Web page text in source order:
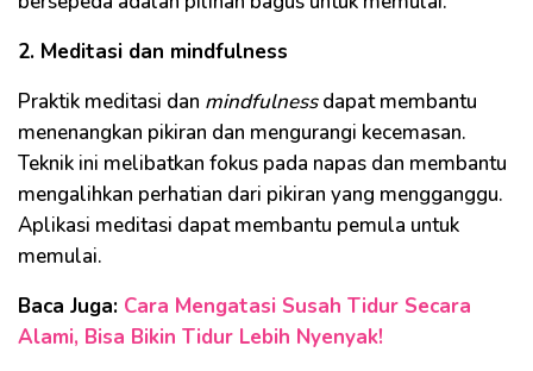
2. Meditasi dan mindfulness
Praktik meditasi dan mindfulnessdapat membantu
menenangkan pikiran dan mengurangi kecemasan.
Teknik ini melibatkan fokus pada napas dan membantu
mengalihkan perhatian dari pikiran yang mengganggu.
Aplikasi meditasi dapat membantu pemula untuk
memulai.
Baca Juga: Cara Mengatasi Susah Tidur Secara
Alami, Bisa Bikin Tidur Lebih Nyenyak!